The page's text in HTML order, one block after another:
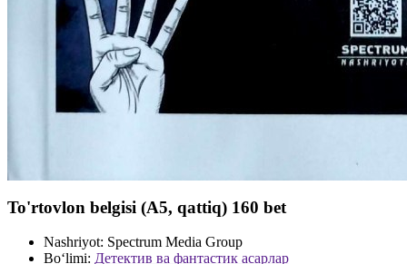
To'rtovlon belgisi (А5, qattiq) 160 bet
Nashriyot: Spectrum Media Group
Bo‘limi: Детектив ва фантастик асарлар